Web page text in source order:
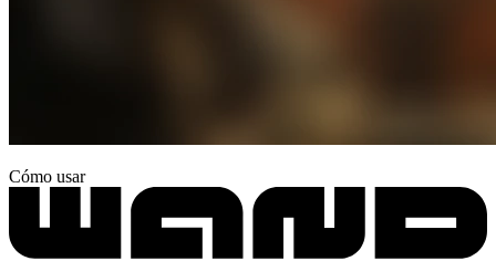
Cómo usar